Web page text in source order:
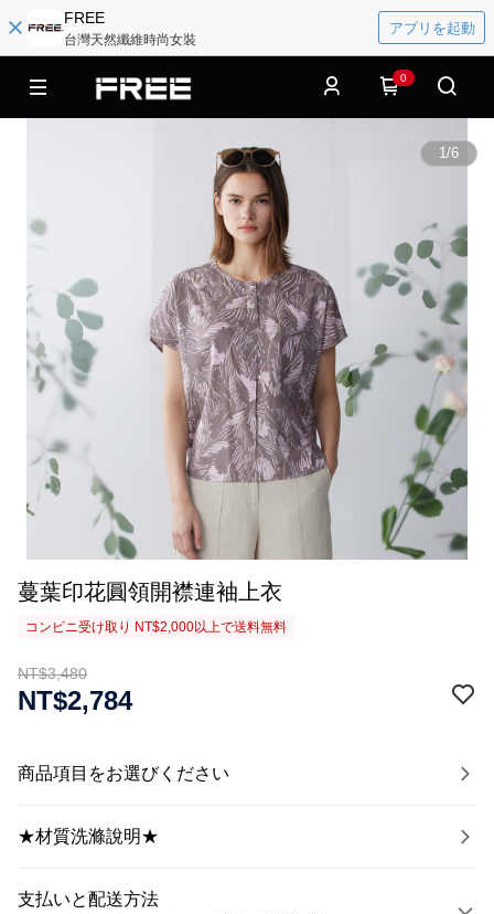
FREE
台灣天然纖維時尚女裝
アプリを起動
0
1/6
蔓葉印花圓領開襟連袖上衣
コンビニ受け取り NT$2,000以上で送料無料
NT$3,480
NT$2,784
商品項目をお選びください
★材質洗滌說明★
支払いと配送方法